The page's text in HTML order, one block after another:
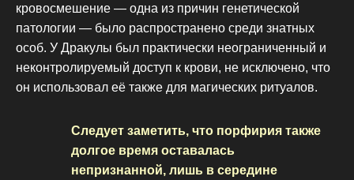
кровосмешение — одна из причин генетической
патологии — было распространено среди знатных
особ. У Дракулы был практически неограниченный и
неконтролируемый доступ к крови, не исключено, что
он использовал её также для магических ритуалов.
Следует заметить, что порфирия также
долгое время оставалась
непризнанной, лишь в середине